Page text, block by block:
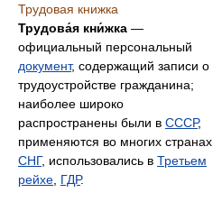
Трудовая книжка
Трудова́я кни́жка —
официальный персональный
документ, содержащий записи о
трудоустройстве гражданина;
наиболее широко
распространены были в СССР,
применяются во многих странах
СНГ, использовались в Третьем
рейхе ГДР.